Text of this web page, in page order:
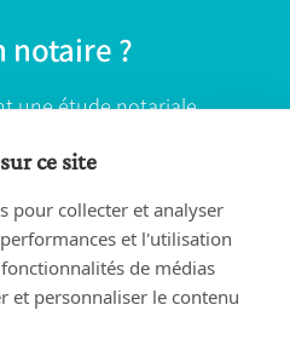
notaire ?
une étude notariale
ce site
pour collecter et analyser
et l'utilisation
de médias
et personnaliser le contenu